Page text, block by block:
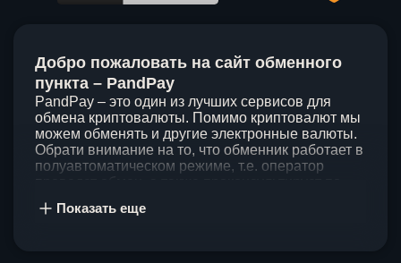
Добро пожаловать на сайт обменного
пункта – PandPay
PandPay – это один из лучших сервисов для
обмена криптовалюты. Помимо криптовалют мы
можем обменять и другие электронные валюты.
Обрати внимание на то, что обменник работает в
полуавтоматическом режиме, т.е. оператор
клиентов, поэтому стараемся проводить обмены
Показать еще